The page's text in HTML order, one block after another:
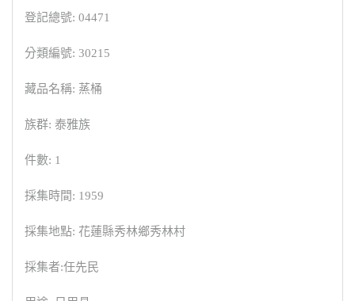
登記總號: 04471
分類編號: 30215
藏品名稱: 蒸桶
族群: 泰雅族
件數: 1
採集時間: 1959
採集地點: 花蓮縣秀林鄉秀林村
採集者:任先民